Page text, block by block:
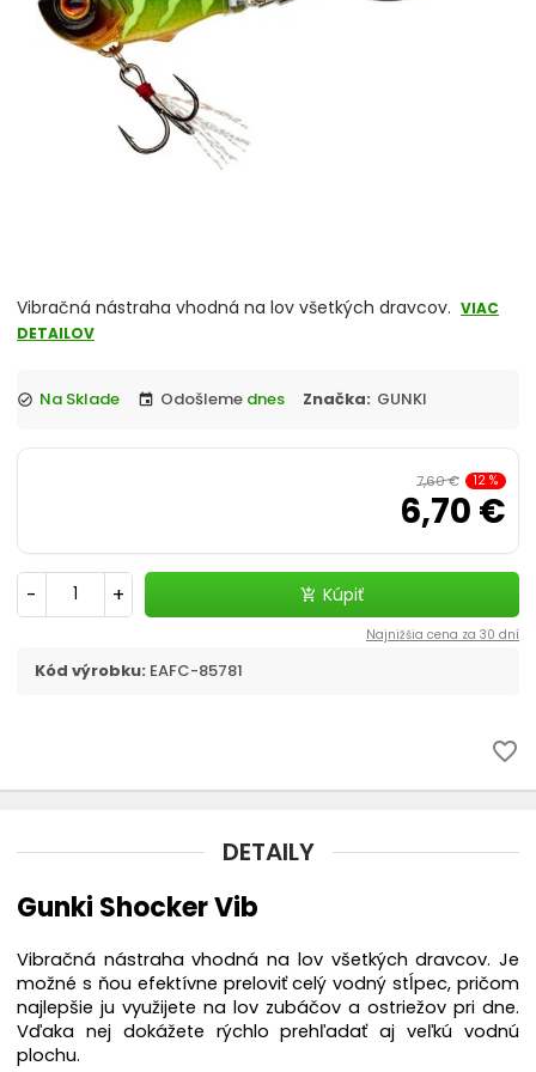
Vibračná nástraha vhodná na lov všetkých dravcov. VIAC
DETAILOV
check_circle Na Sklade event Odošleme dnes Značka: GUNKI
7,60 € 12 %
6,70 €
- + add_shopping_cart Kúpiť
Najnižšia cena za 30 dní
Kód výrobku: EAFC-85781
favorite_border
DETAILY
Gunki Shocker Vib
Vibračná nástraha vhodná na lov všetkých dravcov. Je
možné s ňou efektívne preloviť celý vodný stĺpec, pričom
najlepšie ju využijete na lov zubáčov a ostriežov pri dne.
Vďaka nej dokážete rýchlo prehľadať aj veľkú vodnú
plochu.